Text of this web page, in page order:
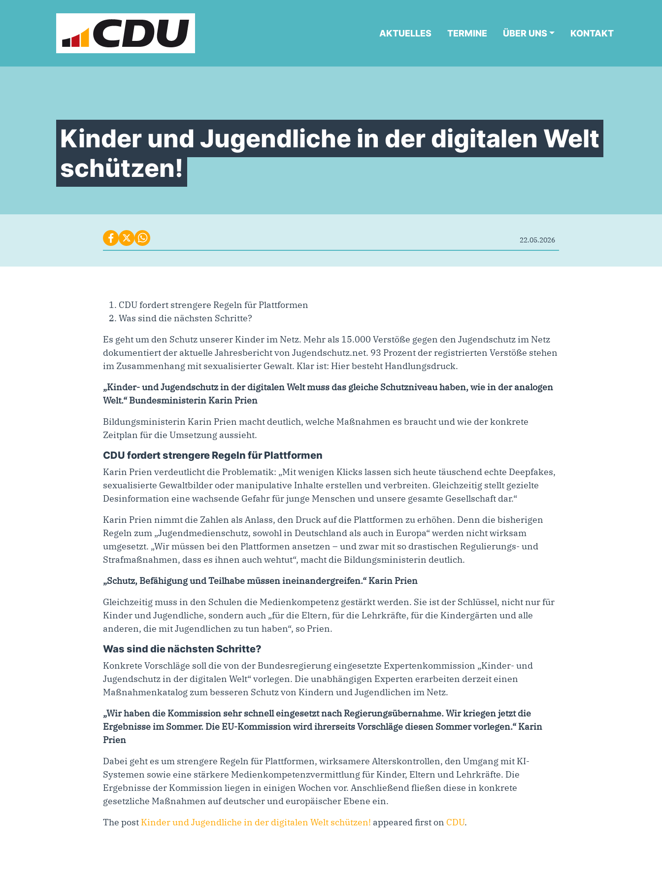
AKTUELLES TERMINE ÜBER UNS KONTAKT
Kinder und Jugendliche in der digitalen Welt
schützen!
22.05.2026
CDU fordert strengere Regeln für Plattformen
Was sind die nächsten Schritte?
Es geht um den Schutz unserer Kinder im Netz. Mehr als 15.000 Verstöße gegen den Jugendschutz im Netz
dokumentiert der aktuelle Jahresbericht von Jugendschutz.net. 93 Prozent der registrierten Verstöße stehen
im Zusammenhang mit sexualisierter Gewalt. Klar ist: Hier besteht Handlungsdruck.
„Kinder- und Jugendschutz in der digitalen Welt muss das gleiche Schutzniveau haben, wie in der analogen
Welt.“ Bundesministerin Karin Prien
Bildungsministerin Karin Prien macht deutlich, welche Maßnahmen es braucht und wie der konkrete
Zeitplan für die Umsetzung aussieht.
CDU fordert strengere Regeln für Plattformen
Karin Prien verdeutlicht die Problematik: „Mit wenigen Klicks lassen sich heute täuschend echte Deepfakes,
sexualisierte Gewaltbilder oder manipulative Inhalte erstellen und verbreiten. Gleichzeitig stellt gezielte
Desinformation eine wachsende Gefahr für junge Menschen und unsere gesamte Gesellschaft dar.“
Karin Prien nimmt die Zahlen als Anlass, den Druck auf die Plattformen zu erhöhen. Denn die bisherigen
Regeln zum „Jugendmedienschutz, sowohl in Deutschland als auch in Europa“ werden nicht wirksam
umgesetzt. „Wir müssen bei den Plattformen ansetzen – und zwar mit so drastischen Regulierungs- und
Strafmaßnahmen, dass es ihnen auch wehtut“, macht die Bildungsministerin deutlich.
„Schutz, Befähigung und Teilhabe müssen ineinandergreifen.“ Karin Prien
Gleichzeitig muss in den Schulen die Medienkompetenz gestärkt werden. Sie ist der Schlüssel, nicht nur für
Kinder und Jugendliche, sondern auch „für die Eltern, für die Lehrkräfte, für die Kindergärten und alle
anderen, die mit Jugendlichen zu tun haben“, so Prien.
Was sind die nächsten Schritte?
Konkrete Vorschläge soll die von der Bundesregierung eingesetzte Expertenkommission „Kinder- und
Jugendschutz in der digitalen Welt“ vorlegen. Die unabhängigen Experten erarbeiten derzeit einen
Maßnahmenkatalog zum besseren Schutz von Kindern und Jugendlichen im Netz.
„Wir haben die Kommission sehr schnell eingesetzt nach Regierungsübernahme. Wir kriegen jetzt die
Ergebnisse im Sommer. Die EU-Kommission wird ihrerseits Vorschläge diesen Sommer vorlegen.“ Karin
Prien
Dabei geht es um strengere Regeln für Plattformen, wirksamere Alterskontrollen, den Umgang mit KI-
Systemen sowie eine stärkere Medienkompetenzvermittlung für Kinder, Eltern und Lehrkräfte. Die
Ergebnisse der Kommission liegen in einigen Wochen vor. Anschließend fließen diese in konkrete
gesetzliche Maßnahmen auf deutscher und europäischer Ebene ein.
The post Kinder und Jugendliche in der digitalen Welt schützen! appeared first on CDU.